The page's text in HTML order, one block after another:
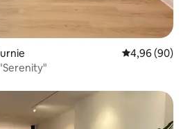
4,96 av 5 i
4,96 (90)